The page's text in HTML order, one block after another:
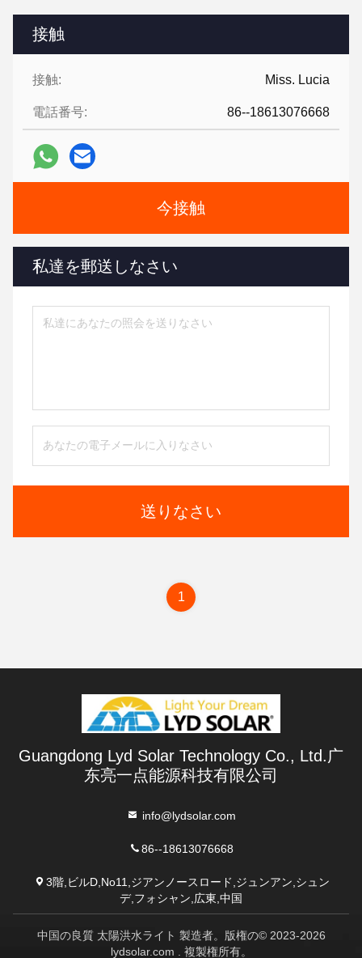
接触
接触: Miss. Lucia
電話番号: 86--18613076668
今接触
私達を郵送しなさい
送りなさい
1
Guangdong Lyd Solar Technology Co., Ltd.广
东亮一点能源科技有限公司
info@lydsolar.com
86--18613076668
3階,ビルD,No11,ジアンノースロード,ジュンアン,シュン
デ,フォシャン,広東,中国
中国の良質 太陽洪水ライト 製造者。版権の© 2023-2026
lydsolar.com . 複製権所有。